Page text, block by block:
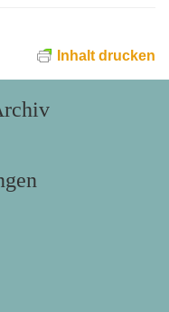
Inhalt drucken